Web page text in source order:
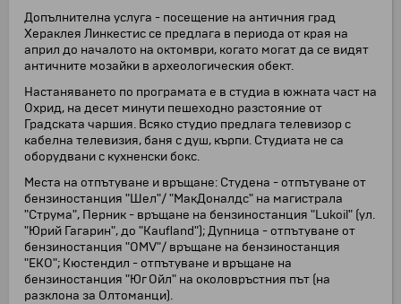
Допълнителна услуга - посещение на античния град
Хераклея Линкестис се предлага в периода от края на
април до началото на октомври, когато могат да се видят
античните мозайки в археологическия обект.
Настаняването по програмата е в студиа в южната част на
Охрид, на десет минути пешеходно разстояние от
Градската чаршия. Всяко студио предлага телевизор с
кабелна телевизия, баня с душ, кърпи. Студиата не са
оборудвани с кухненски бокс.
Места на отпътуване и връщане: Студена - отпътуване от
бензиностанция "Шел"/ "МакДоналдс" на магистрала
"Струма", Перник - връщане на бензиностанция "Lukoil" (ул.
"Юрий Гагарин", до "Kaufland"); Дупница - отпътуване от
бензиностанция "OMV"/ връщане на бензиностанция
"ЕКО"; Кюстендил - отпътуване и връщане на
бензиностанция "Юг Ойл" на околовръстния път (на
разклона за Олтоманци).